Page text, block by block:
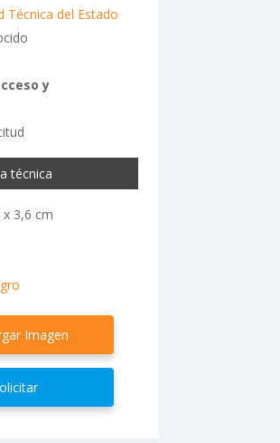
Técnica del Estado
y
técnica
x 3,6 cm
Imagen